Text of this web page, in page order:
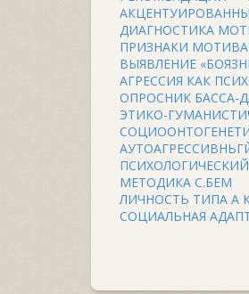
ДИАГНОСТИКА
ПРИЗНАКИ
ВЫЯВЛЕНИЕ
АГРЕССИЯ КАК
ОПРОСНИК БАССА-
ЭТИКО-
МЕТОДИКА С.БЕМ
ЛИЧНОСТЬ ТИПА А
СОЦИАЛЬНАЯ